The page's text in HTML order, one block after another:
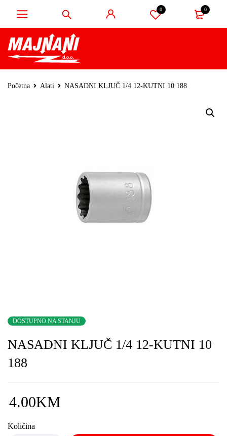
0 0
Početna Alati NASADNI KLJUČ 1/4 12-KUTNI 10 188
DOSTUPNO NA STANJU
NASADNI KLJUČ 1/4 12-KUTNI 10
188
4.00KM
Količina